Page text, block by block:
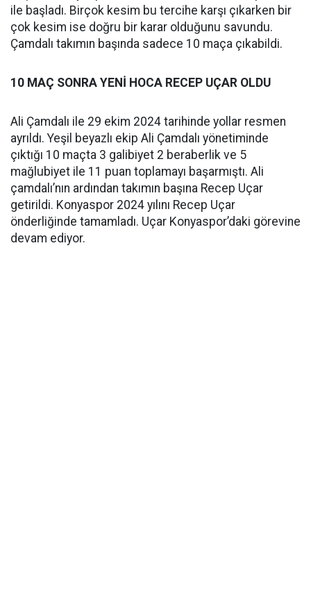
ile başladı. Birçok kesim bu tercihe karşı çıkarken bir
çok kesim ise doğru bir karar olduğunu savundu.
Çamdalı takımın başında sadece 10 maça çıkabildi.
10 MAÇ SONRA YENİ HOCA RECEP UÇAR OLDU
Ali Çamdalı ile 29 ekim 2024 tarihinde yollar resmen
ayrıldı. Yeşil beyazlı ekip Ali Çamdalı yönetiminde
çıktığı 10 maçta 3 galibiyet 2 beraberlik ve 5
mağlubiyet ile 11 puan toplamayı başarmıştı. Ali
çamdalı’nın ardından takımın başına Recep Uçar
getirildi. Konyaspor 2024 yılını Recep Uçar
önderliğinde tamamladı. Uçar Konyaspor’daki görevine
devam ediyor.